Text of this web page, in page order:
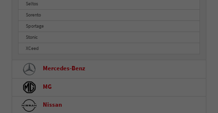
Seltos
Sorento
Sportage
Stonic
XCeed
Mercedes-Benz
MG
Nissan